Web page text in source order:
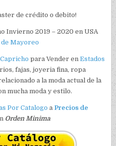
de crédito o debito!
Invierno 2019 – 2020 en USA
Mayoreo
Capricho para Vender enEstados
fajas, joyeria fina, ropa
a la moda actual de la
mucha moda y estilo.
Por Catalogo a Precios de
Orden Minima